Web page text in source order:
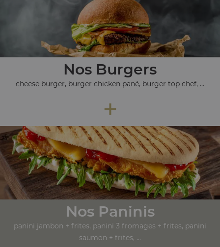
Nos Burgers
cheese burger, burger chicken pané, burger top chef, ...
+
Nos Paninis
panini jambon + frites, panini 3 fromages + frites, panini
saumon + frites, ...